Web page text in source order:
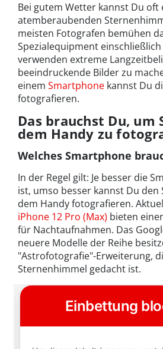
Bei gutem Wetter kannst Du oft
atemberaubenden
meisten Fotografen bemühen
Spezialequipment
verwenden extreme
beeindruckende Bilder zu
einem Smartphone kannst Du
fotografieren.
Das brauchst Du, um
dem Handy zu
Welches Smartphone
In der Regel gilt: Je besser die
ist, umso besser kannst Du
dem Handy fotografieren.
iPhone 12 Pro (Max) bieten
für Nachtaufnahmen. Das
neuere Modelle der Reihe
"Astrofotografie"-Erweiterung,
Sternenhimmel gedacht ist.